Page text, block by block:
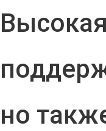
Высокая
но